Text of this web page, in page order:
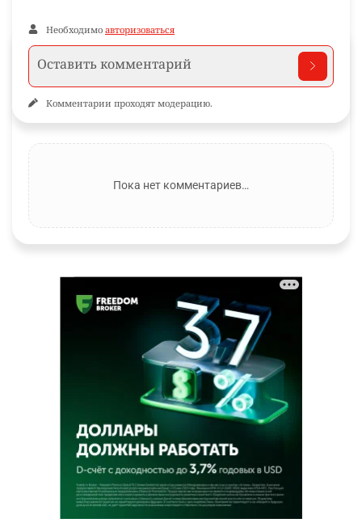
Необходимо авторизоваться
Комментарии проходят модерацию.
Пока нет комментариев…